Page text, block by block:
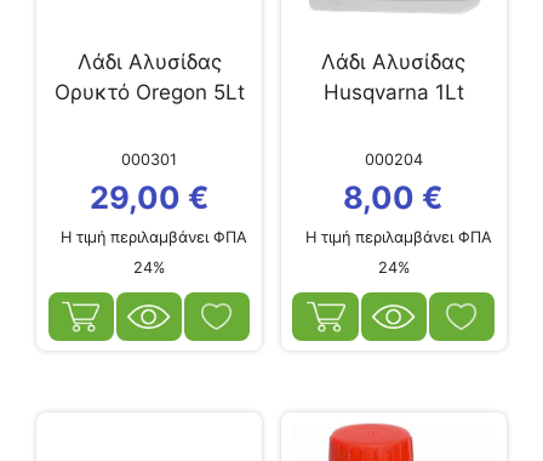
Λάδι Αλυσίδας
Ορυκτό Oregon 5Lt
000301
29,00 €
Η τιμή περιλαμβάνει ΦΠΑ
24%
Λάδι Αλυσίδας
Husqvarna 1Lt
000204
8,00 €
Η τιμή περιλαμβάνει ΦΠΑ
24%